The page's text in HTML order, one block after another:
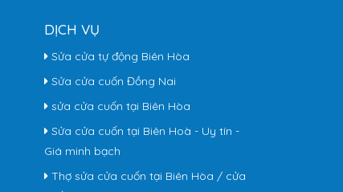
DỊCH VỤ
Sửa cửa tự động Biên Hòa
Sửa cửa cuốn Đồng Nai
sửa cửa cuốn tại Biên Hòa
Sửa cửa cuốn tại Biên Hoà - Uy tín -
Giá minh bạch
Thợ sửa cửa cuốn tại Biên Hòa / cửa